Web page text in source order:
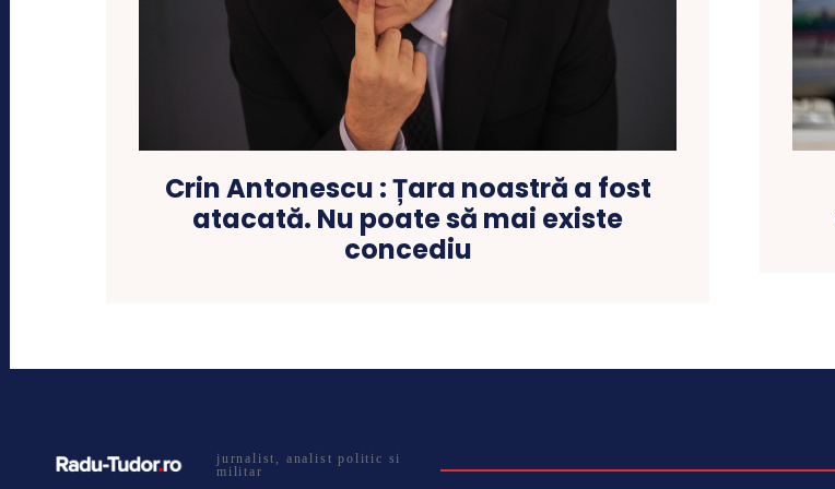
Crin Antonescu : Țara noastră a fost
atacată. Nu poate să mai existe
concediu
jurnalist, analist politic si
militar